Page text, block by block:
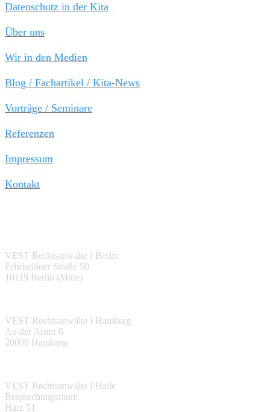
Datenschutz in der Kita
Über uns
Wir in den Medien
Blog / Fachartikel / Kita-News
Vorträge / Seminare
Referenzen
Impressum
Kontakt
VEST Rechtsanwälte I Berlin
Fehrbelliner Straße 50
10119 Berlin (Mitte)
VEST Rechtsanwälte I Hamburg
An der Alster 6
20099 Hamburg
VEST Rechtsanwälte I Halle
Besprechungsraum
Harz 51